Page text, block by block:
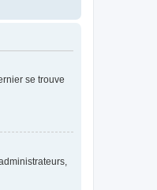
se trouve